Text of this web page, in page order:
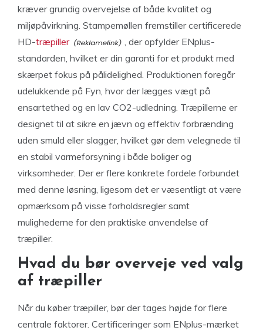
kræver grundig overvejelse af både kvalitet og
miljøpåvirkning. Stampemøllen fremstiller certificerede
HD-træpiller
, der opfylder ENplus-
standarden, hvilket er din garanti for et produkt med
skærpet fokus på pålidelighed. Produktionen foregår
udelukkende på Fyn, hvor der lægges vægt på
ensartethed og en lav CO2-udledning. Træpillerne er
designet til at sikre en jævn og effektiv forbrænding
uden smuld eller slagger, hvilket gør dem velegnede til
en stabil varmeforsyning i både boliger og
virksomheder. Der er flere konkrete fordele forbundet
med denne løsning, ligesom det er væsentligt at være
opmærksom på visse forholdsregler samt
mulighederne for den praktiske anvendelse af
træpiller.
Hvad du bør overveje ved valg
af træpiller
Når du køber træpiller, bør der tages højde for flere
centrale faktorer. Certificeringer som ENplus-mærket